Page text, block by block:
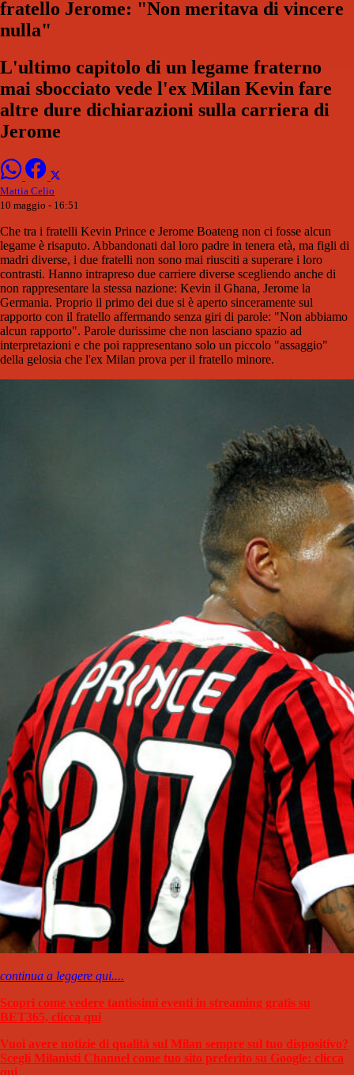
fratello Jerome: "Non meritava di vincere
nulla"
L'ultimo capitolo di un legame fraterno
mai sbocciato vede l'ex Milan Kevin fare
altre dure dichiarazioni sulla carriera di
Jerome
Mattia Celio
10 maggio - 16:51
Che tra i fratelli Kevin Prince e Jerome Boateng non ci fosse alcun
legame è risaputo. Abbandonati dal loro padre in tenera età, ma figli di
madri diverse, i due fratelli non sono mai riusciti a superare i loro
contrasti. Hanno intrapreso due carriere diverse scegliendo anche di
non rappresentare la stessa nazione: Kevin il Ghana, Jerome la
Germania. Proprio il primo dei due si è aperto sinceramente sul
rapporto con il fratello affermando senza giri di parole: "Non abbiamo
alcun rapporto". Parole durissime che non lasciano spazio ad
interpretazioni e che poi rappresentano solo un piccolo "assaggio"
della gelosia che l'ex Milan prova per il fratello minore.
continua a leggere qui....
Scopri come vedere tantissimi eventi in streaming gratis su
BET365, clicca qui
Vuoi avere notizie di qualità sul Milan sempre sul tuo dispositivo?
Scegli Milanisti Channel come tuo sito preferito su Google: clicca
qui